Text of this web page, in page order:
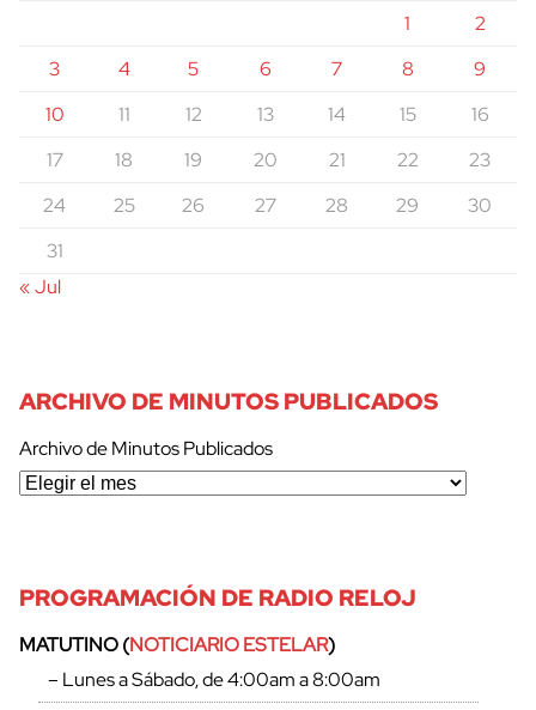
1
2
3
4 5 6 7 8
9
10
11 12 13 14 15
16
17
18 19 20 21 22
23
24
25 26 27 28 29
30
31
« Jul
ARCHIVO DE MINUTOS PUBLICADOS
Archivo de Minutos Publicados
PROGRAMACIÓN DE RADIO RELOJ
MATUTINO (NOTICIARIO ESTELAR)
– Lunes a Sábado, de 4:00am a 8:00am